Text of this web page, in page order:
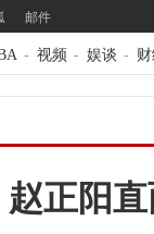
邮件
- 视频 - 娱谈 -
赵正阳